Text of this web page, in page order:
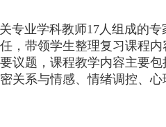
专业学科教师17人组成的
，带领学生整理复习课程内
议题，课程教学内容主要包
关系与情感、情绪调控、